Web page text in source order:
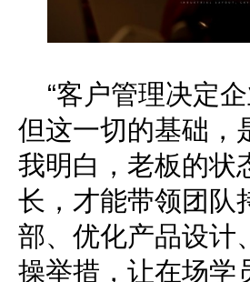
“客户管理决定
但这一切的基础，
我明白，老板的状
长，才能带领团队
部、优化产品设计
操举措，让在场学